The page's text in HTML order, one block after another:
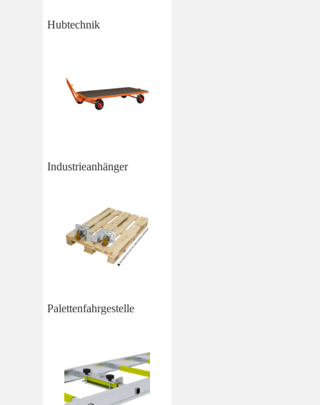
Hubtechnik
Industrieanhänger
Palettenfahrgestelle